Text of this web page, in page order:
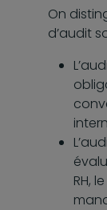
On
d’audit
RH,